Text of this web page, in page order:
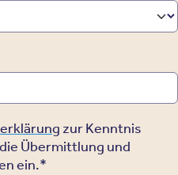
zur Kenntnis
Übermittlung und
ein.*